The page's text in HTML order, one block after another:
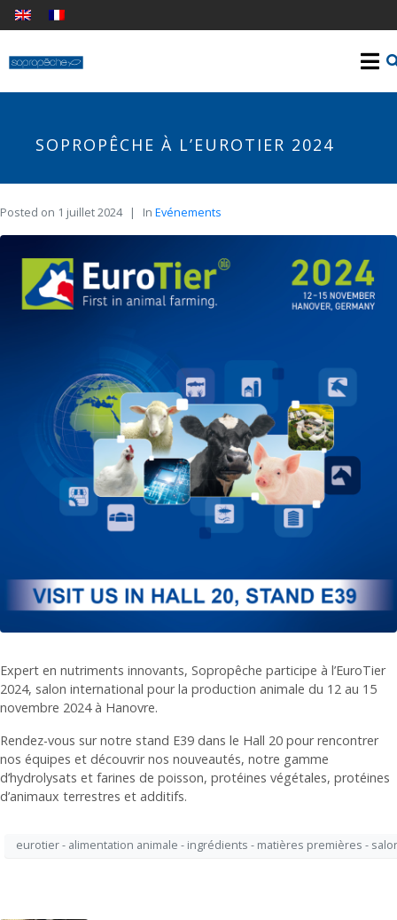
SOPROPÊCHE À L’EUROTIER 2024
Posted on 1 juillet 2024 In Evénements
Expert en nutriments innovants, Sopropêche participe à l’EuroTier
2024, salon international pour la production animale du 12 au 15
novembre 2024 à Hanovre.
Rendez-vous sur notre stand E39 dans le Hall 20 pour rencontrer
nos équipes et découvrir nos nouveautés, notre gamme
d’hydrolysats et farines de poisson, protéines végétales, protéines
d’animaux terrestres et additifs.
eurotier - alimentation animale - ingrédients - matières premières -